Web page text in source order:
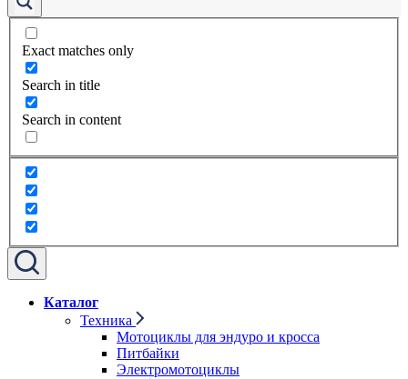
Exact matches only
Search in title
Search in content
Каталог
Техника
Мотоциклы для эндуро и кросса
Питбайки
Электромотоциклы